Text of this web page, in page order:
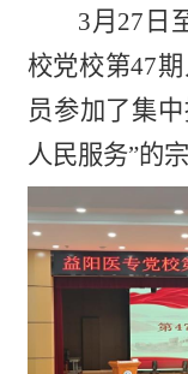
3月27日
校党校第47
员参加了集
人民服务”的